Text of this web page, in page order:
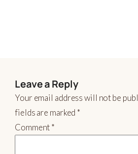
Leave a Reply
Your email address will not be
fields are marked *
Comment*